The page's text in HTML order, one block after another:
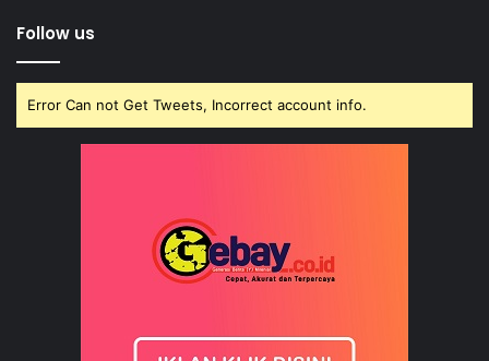
Follow us
Error Can not Get Tweets, Incorrect account info.